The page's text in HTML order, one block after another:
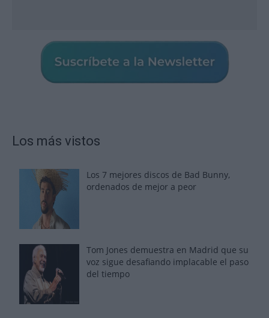
Los más vistos
Los 7 mejores discos de Bad Bunny,
ordenados de mejor a peor
Tom Jones demuestra en Madrid que su
voz sigue desafiando implacable el paso
del tiempo